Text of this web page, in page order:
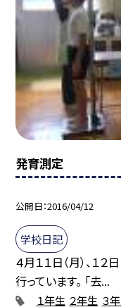
発育測定
公開日 2016/04/12
学校日記
４月１１日（月）、１
行っています。 「去...
１年生 ２年生 ３